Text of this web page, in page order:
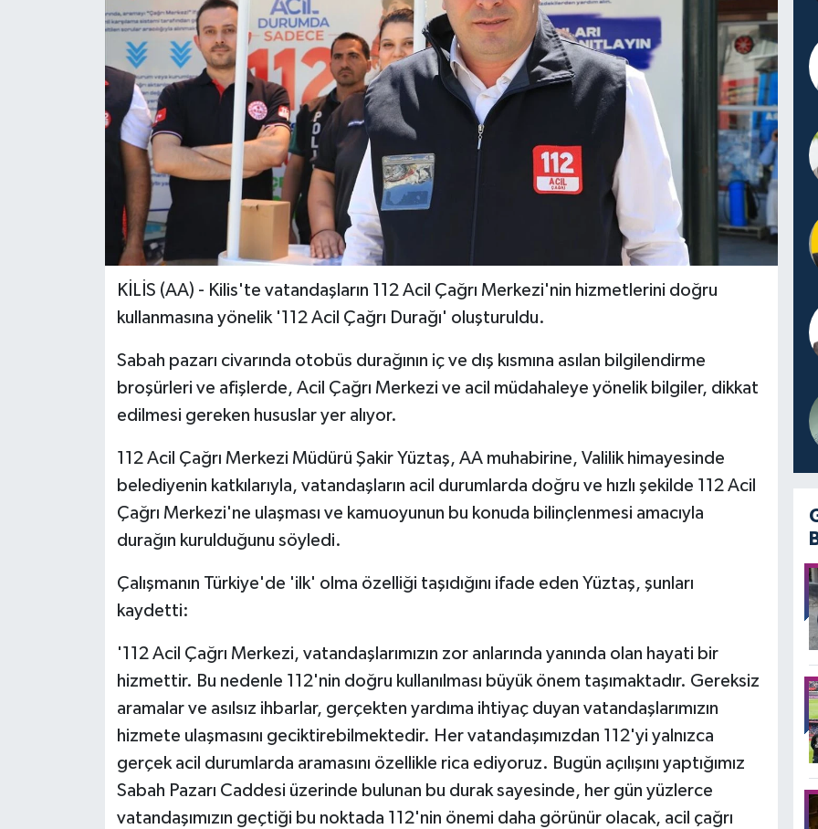
KİLİS (AA) - Kilis'te vatandaşların 112 Acil Çağrı Merkezi'nin hizmetlerini doğru
kullanmasına yönelik '112 Acil Çağrı Durağı' oluşturuldu.
Sabah pazarı civarında otobüs durağının iç ve dış kısmına asılan bilgilendirme
broşürleri ve afişlerde, Acil Çağrı Merkezi ve acil müdahaleye yönelik bilgiler, dikkat
edilmesi gereken hususlar yer alıyor.
112 Acil Çağrı Merkezi Müdürü Şakir Yüztaş, AA muhabirine, Valilik himayesinde
belediyenin katkılarıyla, vatandaşların acil durumlarda doğru ve hızlı şekilde 112 Acil
Çağrı Merkezi'ne ulaşması ve kamuoyunun bu konuda bilinçlenmesi amacıyla
durağın kurulduğunu söyledi.
Çalışmanın Türkiye'de 'ilk' olma özelliği taşıdığını ifade eden Yüztaş, şunları
kaydetti:
'112 Acil Çağrı Merkezi, vatandaşlarımızın zor anlarında yanında olan hayati bir
hizmettir. Bu nedenle 112'nin doğru kullanılması büyük önem taşımaktadır. Gereksiz
aramalar ve asılsız ihbarlar, gerçekten yardıma ihtiyaç duyan vatandaşlarımızın
hizmete ulaşmasını geciktirebilmektedir. Her vatandaşımızdan 112'yi yalnızca
gerçek acil durumlarda aramasını özellikle rica ediyoruz. Bugün açılışını yaptığımız
Sabah Pazarı Caddesi üzerinde bulunan bu durak sayesinde, her gün yüzlerce
vatandaşımızın geçtiği bu noktada 112'nin önemi daha görünür olacak, acil çağrı